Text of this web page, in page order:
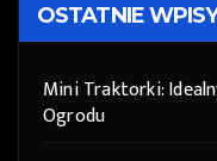
OSTATNIE
Mini Traktorki:
Ogrodu